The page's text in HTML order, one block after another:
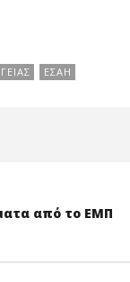
ΕΣΑΗ
από το ΕΜΠ